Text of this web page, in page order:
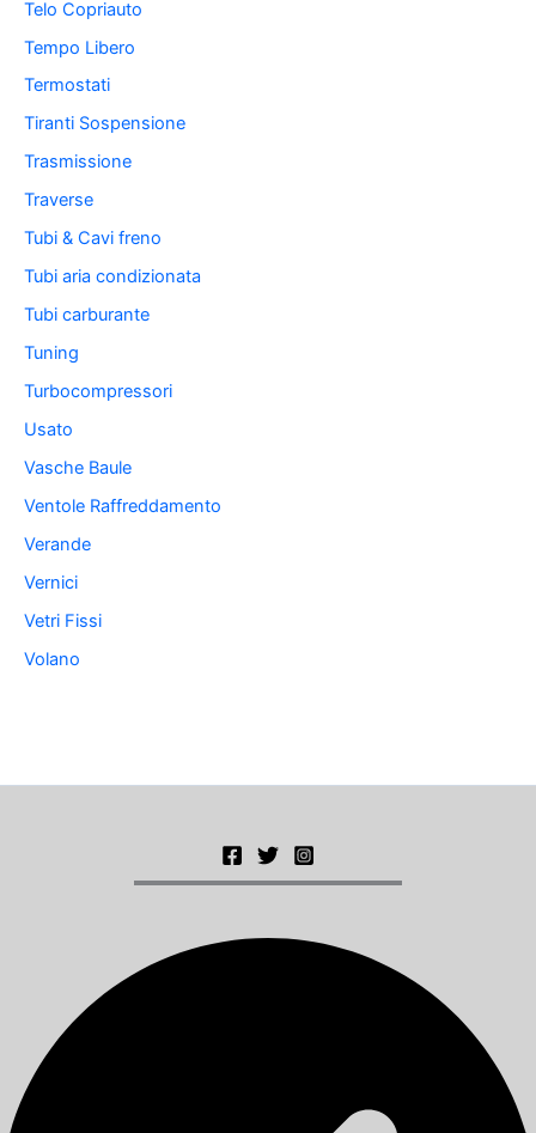
Telo Copriauto
Tempo Libero
Termostati
Tiranti Sospensione
Trasmissione
Traverse
Tubi & Cavi freno
Tubi aria condizionata
Tubi carburante
Tuning
Turbocompressori
Usato
Vasche Baule
Ventole Raffreddamento
Verande
Vernici
Vetri Fissi
Volano